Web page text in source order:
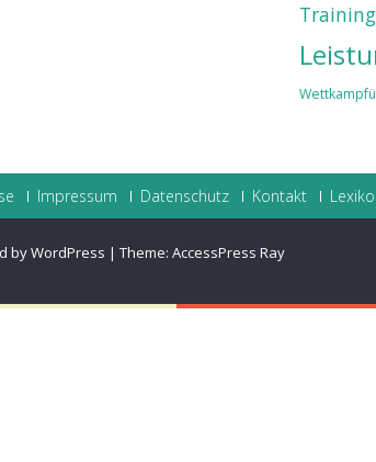
Training
Impressum Datenschutz Kontakt
by WordPress | Theme: AccessPress Ray